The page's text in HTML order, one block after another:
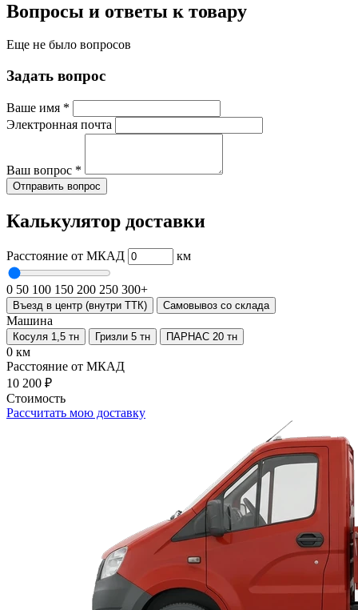
Вопросы и ответы к товару
Еще не было вопросов
Задать вопрос
Ваше имя *
Электронная почта
Ваш вопрос *
Отправить вопрос
Калькулятор доставки
Расстояние от МКАД км
0 50 100 150 200 250 300+
Въезд в центр (внутри ТТК) Самовывоз со склада
Машина
Косуля 1,5 тн Гризли 5 тн ПАРНАС 20 тн
0 км
Расстояние от МКАД
10 200 ₽
Стоимость
Рассчитать мою доставку